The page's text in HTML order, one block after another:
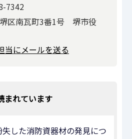
7342
区南瓦町3番1号 堺市役
当にメールを送る
まれています
した消防資器材の発見につ